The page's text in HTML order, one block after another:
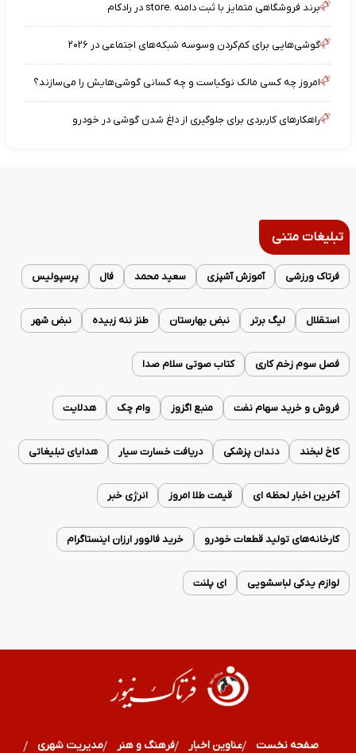
برند فروشگاهی متمایز با ثبت دامنه .store در رادکام
گوشی‌هایی برای کم‌کردن وسوسه شبکه‌های اجتماعی در ۲۰۲۶
امروز چه کسی مالک نوکیاست و چه کسانی گوشی‌هایش را می‌سازند؟
راهکارهای کاربردی برای جلوگیری از داغ شدن گوشی در خودرو
تبلیغات متنی
فرتاک ورزشی آموزش آشپزی سعید محمد فال پرسپولیس
استقلال لیگ برتر نبض بهارستان طنز ننه زبیده نبض شهر
فصل سوم زخم کاری کتاب صوتی سلام صدا
فروش و خرید سهام نفت منبع اگزوز وام چک هدلایت
کاخ لبخند دندان پزشکی دریافت خسارت سیار هدایای تبلیغاتی
آخرین اخبار لحظه ای قیمت طلا امروز انرژی خبر
کارخانه‌های تولید قطعات خودرو خرید فالوور ارزان اینستاگرام
لوازم یدکی لباسشویی ای پلنت
صفحه نخست عناوین اخبار فرهنگ و هنر مدیریت شهری